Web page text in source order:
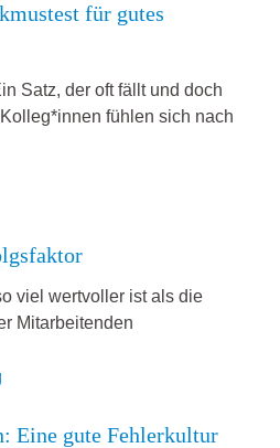
für gutes
Satz, der oft fällt und doch
fühlen sich nach
viel wertvoller ist als die
Mitarbeitenden
Eine gute Fehlerkultur